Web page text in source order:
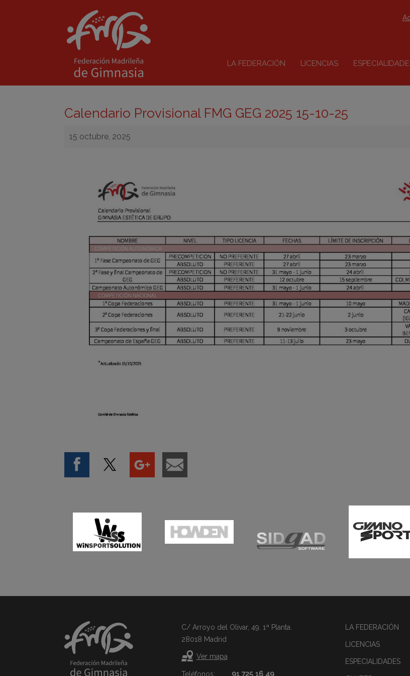
LA FEDERACIÓN LICENCIAS
Calendario Provisional FMG GEG 2025 15-10-25
15 octubre, 2025
C/ Arroyo del Olivar, 49. 1ª Planta.
28018 Madrid
Ver mapa
Teléfonos:
91 725 16 49
LA FEDERACIÓN
LICENCIAS
ESPECIALIDADES